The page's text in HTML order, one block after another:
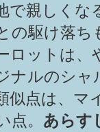
で親しく
の駆け落
ロットは
ナルのシャ
似点は、マ
点。 あらす